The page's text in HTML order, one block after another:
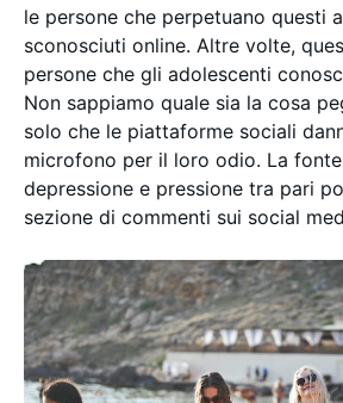
le persone che perpetuano questi
sconosciuti online. Altre volte,
persone che gli adolescenti
Non sappiamo quale sia la cosa
solo che le piattaforme sociali
microfono per il loro odio. La
depressione e pressione tra pari
sezione di commenti sui social